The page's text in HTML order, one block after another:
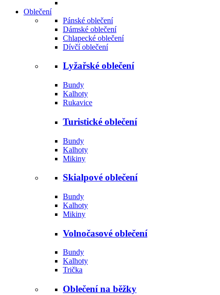
Oblečení
Pánské oblečení
Dámské oblečení
Chlapecké oblečení
Dívčí oblečení
Lyžařské oblečení
Bundy
Kalhoty
Rukavice
Turistické oblečení
Bundy
Kalhoty
Mikiny
Skialpové oblečení
Bundy
Kalhoty
Mikiny
Volnočasové oblečení
Bundy
Kalhoty
Trička
Oblečení na běžky